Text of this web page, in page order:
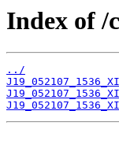
Index of /
../